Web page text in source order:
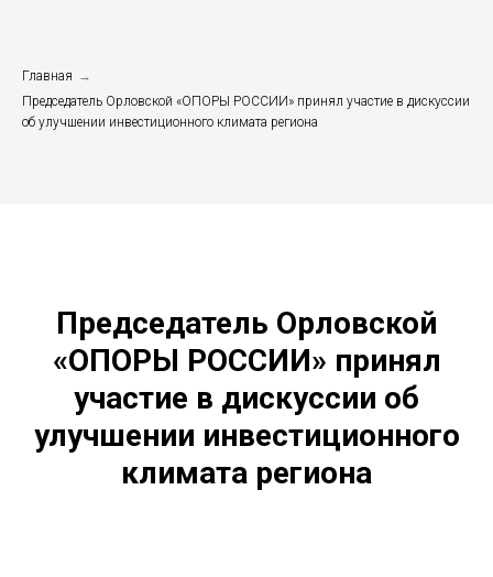
Главная →
Председатель Орловской «ОПОРЫ РОССИИ» принял участие в дискуссии
об улучшении инвестиционного климата региона
Председатель Орловской
«ОПОРЫ РОССИИ» принял
участие в дискуссии об
улучшении инвестиционного
климата региона